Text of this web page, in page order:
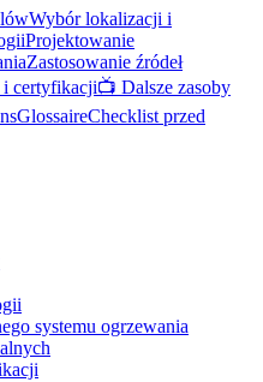
Wybór lokalizacji i
Projektowanie
Zastosowanie źródeł
i certyfikacji📺 Dalsze zasoby
GlossaireChecklist przed
systemu ogrzewania